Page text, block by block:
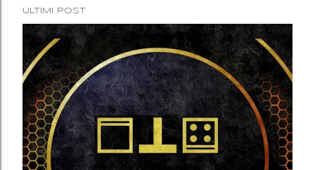
#SartoriaKucine è in linea con quelle degli
Store dei principali brands. Questo grazie
a un #innovativo #algoritmo che dissipa in
massima parte l' #entropia del processo di
produzione industriale. Vi aspettiamo
nello #showroom di #sambuceto in
provincia di #chieti (per appuntamenti cell.
ULTIMI POST